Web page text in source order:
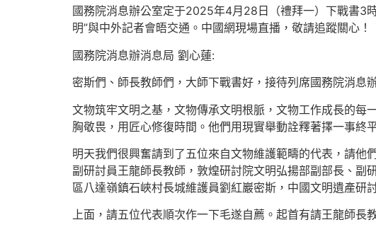
國務院消息辦公室定于2025年4月28日（禮拜一）下戰書3
明”與中外記者會晤交通。中國網現場直播，敬請追蹤關心！
國務院消息辦消息局 劉心蓮:
密斯們、師長教師們，大師下戰書好，接待列席國務院消息
文物筑牢文明之基，文物傳承文明根脈，文物工作成長的
胸敬畏，用匠心修復時間。他們用現實舉動詮釋著擇一事終
明天我們很興奮請到了五位來自文物維護範疇的代表，請他
副研討員王龍師長教師，敦煌研討院文明弘揚部副部長、
區八達嶺鎮石峽村長城維護員劉紅巖密斯，中國文明遺產研
上面，請五位代表順次作一下毛遂自薦。起首有請王龍師長